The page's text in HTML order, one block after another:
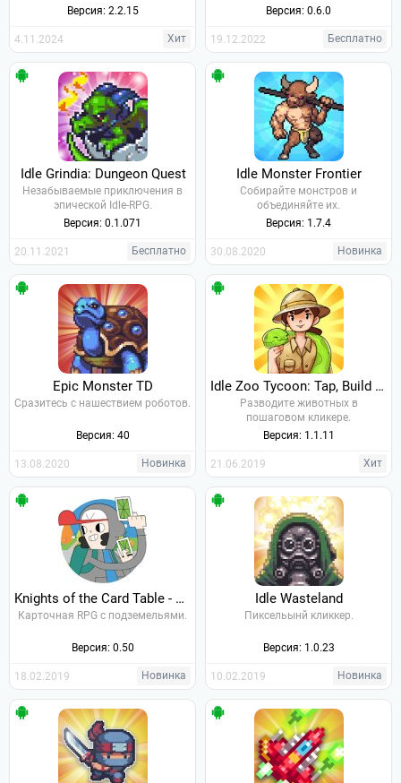
Версия: 2.2.15
4.11.2024 Хит
Версия: 0.6.0
19.12.2022 Бесплатно
Idle Grindia: Dungeon Quest
Незабываемые приключения в
эпической Idle-RPG.
Версия: 0.1.071
20.11.2021 Бесплатно
Idle Monster Frontier
Собирайте монстров и
объединяйте их.
Версия: 1.7.4
30.08.2020 Новинка
Epic Monster TD
Сразитесь с нашествием роботов.
Версия: 40
13.08.2020 Новинка
Idle Zoo Tycoon: Tap, Build & Upgrade a Custom Zoo
Разводите животных в
пошаговом кликере.
Версия: 1.1.11
21.06.2019 Хит
Knights of the Card Table - Dungeon Crawler
Карточная RPG с подземельями.
Версия: 0.50
18.02.2019 Новинка
Idle Wasteland
Пиксельынй кликкер.
Версия: 1.0.23
10.02.2019 Новинка